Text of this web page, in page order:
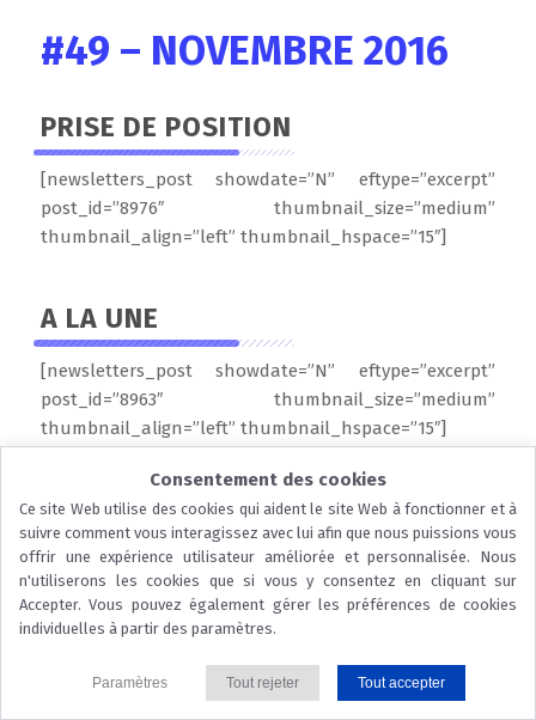
#49 – NOVEMBRE 2016
PRISE DE POSITION
[newsletters_post showdate=”N” eftype=”excerpt”
post_id=”8976″ thumbnail_size=”medium”
thumbnail_align=”left” thumbnail_hspace=”15″]
A LA UNE
[newsletters_post showdate=”N” eftype=”excerpt”
post_id=”8963″ thumbnail_size=”medium”
thumbnail_align=”left” thumbnail_hspace=”15″]
...
© 2026 CCI Dordogne |Nous contacter|Mentions légales|Protection
des données|Politique des cookies
Consentement des cookies
Ce site Web utilise des cookies qui aident le site Web à fonctionner et à
suivre comment vous interagissez avec lui afin que nous puissions vous
offrir une expérience utilisateur améliorée et personnalisée. Nous
n'utiliserons les cookies que si vous y consentez en cliquant sur
Accepter. Vous pouvez également gérer les préférences de cookies
individuelles à partir des paramètres.
Paramètres Tout rejeter Tout accepter